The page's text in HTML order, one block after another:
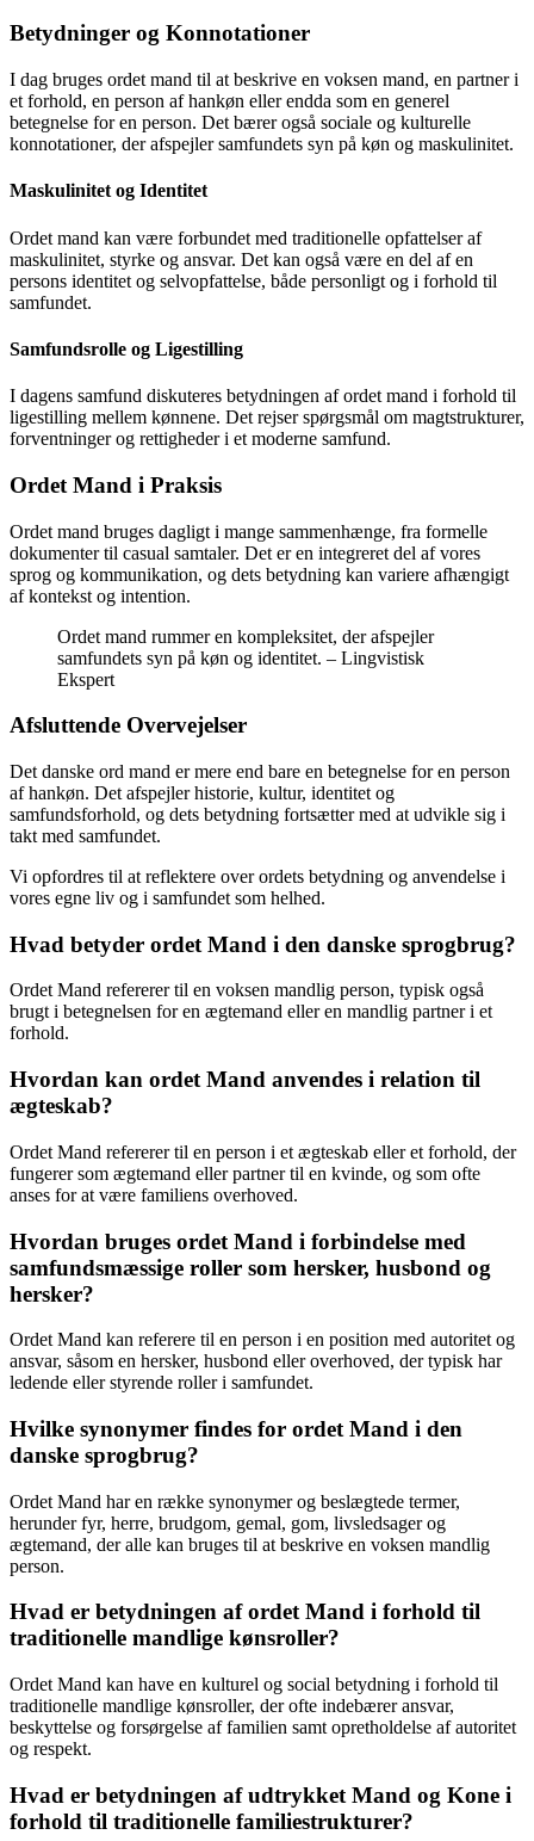
Betydninger og Konnotationer
I dag bruges ordet mand til at beskrive en voksen mand, en partner i
et forhold, en person af hankøn eller endda som en generel
betegnelse for en person. Det bærer også sociale og kulturelle
konnotationer, der afspejler samfundets syn på køn og maskulinitet.
Maskulinitet og Identitet
Ordet mand kan være forbundet med traditionelle opfattelser af
maskulinitet, styrke og ansvar. Det kan også være en del af en
persons identitet og selvopfattelse, både personligt og i forhold til
samfundet.
Samfundsrolle og Ligestilling
I dagens samfund diskuteres betydningen af ordet mand i forhold til
ligestilling mellem kønnene. Det rejser spørgsmål om magtstrukturer,
forventninger og rettigheder i et moderne samfund.
Ordet Mand i Praksis
Ordet mand bruges dagligt i mange sammenhænge, fra formelle
dokumenter til casual samtaler. Det er en integreret del af vores
sprog og kommunikation, og dets betydning kan variere afhængigt
af kontekst og intention.
Ordet mand rummer en kompleksitet, der afspejler
samfundets syn på køn og identitet. – Lingvistisk
Ekspert
Afsluttende Overvejelser
Det danske ord mand er mere end bare en betegnelse for en person
af hankøn. Det afspejler historie, kultur, identitet og
samfundsforhold, og dets betydning fortsætter med at udvikle sig i
takt med samfundet.
Vi opfordres til at reflektere over ordets betydning og anvendelse i
vores egne liv og i samfundet som helhed.
Hvad betyder ordet Mand i den danske sprogbrug?
Ordet Mand refererer til en voksen mandlig person, typisk også
brugt i betegnelsen for en ægtemand eller en mandlig partner i et
forhold.
Hvordan kan ordet Mand anvendes i relation til
ægteskab?
Ordet Mand refererer til en person i et ægteskab eller et forhold, der
fungerer som ægtemand eller partner til en kvinde, og som ofte
anses for at være familiens overhoved.
Hvordan bruges ordet Mand i forbindelse med
samfundsmæssige roller som hersker, husbond og
hersker?
Ordet Mand kan referere til en person i en position med autoritet og
ansvar, såsom en hersker, husbond eller overhoved, der typisk har
ledende eller styrende roller i samfundet.
Hvilke synonymer findes for ordet Mand i den
danske sprogbrug?
Ordet Mand har en række synonymer og beslægtede termer,
herunder fyr, herre, brudgom, gemal, gom, livsledsager og
ægtemand, der alle kan bruges til at beskrive en voksen mandlig
person.
Hvad er betydningen af ordet Mand i forhold til
traditionelle mandlige kønsroller?
Ordet Mand kan have en kulturel og social betydning i forhold til
traditionelle mandlige kønsroller, der ofte indebærer ansvar,
beskyttelse og forsørgelse af familien samt opretholdelse af autoritet
og respekt.
Hvad er betydningen af udtrykket Mand og Kone i
forhold til traditionelle familiestrukturer?